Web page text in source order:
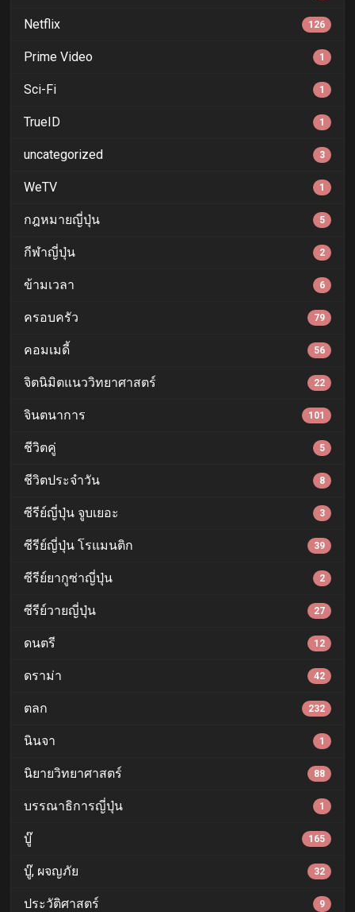
Netflix 126
Prime Video 1
Sci-Fi 1
TrueID 1
uncategorized 3
WeTV 1
กฎหมายญี่ปุ่น 5
กีฬาญี่ปุ่น 2
ข้ามเวลา 6
ครอบครัว 79
คอมเมดี้ 56
จิตนิมิตแนววิทยาศาสตร์ 22
จินตนาการ 101
ชีวิตคู่ 5
ชีวิตประจำวัน 8
ซีรีย์ญี่ปุ่น จูบเยอะ 3
ซีรีย์ญี่ปุ่น โรแมนติก 39
ซีรีย์ยากูซ่าญี่ปุ่น 2
ซีรีย์วายญี่ปุ่น 27
ดนตรี 12
ดราม่า 42
ตลก 232
นินจา 1
นิยายวิทยาศาสตร์ 88
บรรณาธิการญี่ปุ่น 1
บู๊ 165
บู๊, ผจญภัย 32
ประวัติศาสตร์ 9